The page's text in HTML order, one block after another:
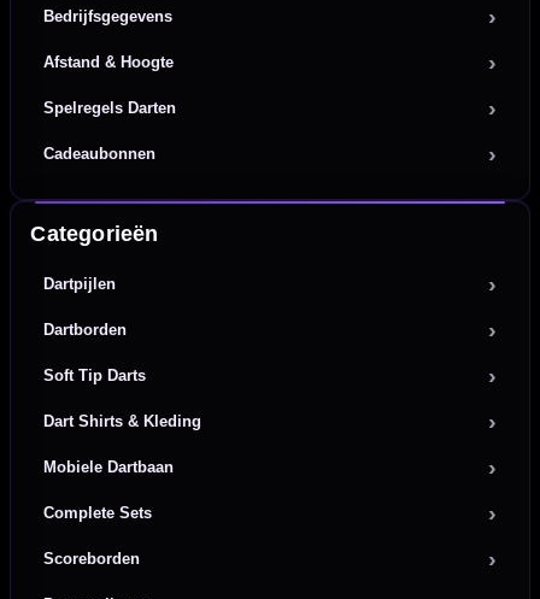
Bedrijfsgegevens
Afstand & Hoogte
Spelregels Darten
Cadeaubonnen
Categorieën
Dartpijlen
Dartborden
Soft Tip Darts
Dart Shirts & Kleding
Mobiele Dartbaan
Complete Sets
Scoreborden